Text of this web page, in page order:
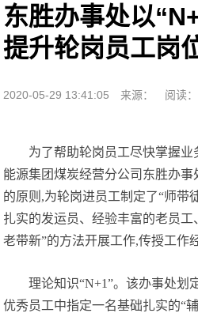
东胜办事处以
提升轮岗员工岗
2020-05-29 13:41:05 来源： 阅读
为了帮助轮岗员工尽快掌握
能源集团煤炭经营分公司东胜办事
的原则,为轮岗进员工制定了“师带
扎实的发运员、经验丰富的老员工
老带新”的方法开展工作,传授工作
理论知识“N+1”。该办事处划
优秀员工中指定一名基础扎实的“